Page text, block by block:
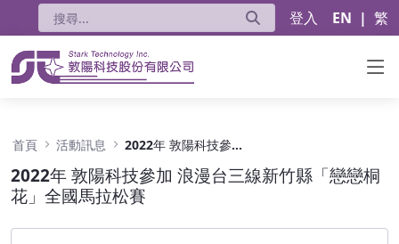
登入 EN | 繁
首頁 活動訊息 2022年 敦陽科技參加 浪漫台三線新竹縣「戀戀桐花」全國馬拉松賽
2022年 敦陽科技參加 浪漫台三線新竹縣「戀戀桐
花」全國馬拉松賽